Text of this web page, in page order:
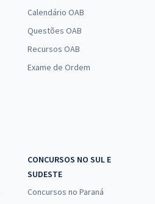
Calendário OAB
Questões OAB
Recursos OAB
Exame de Ordem
CONCURSOS NO SUL E
SUDESTE
Concursos no Paraná